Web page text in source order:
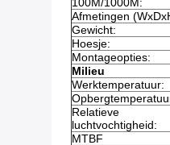
Afmetingen
Gewicht:
Hoesje:
Montageopties:
Milieu
Werktemperatuur:
Relatieve
luchtvochtigheid:
MTBF